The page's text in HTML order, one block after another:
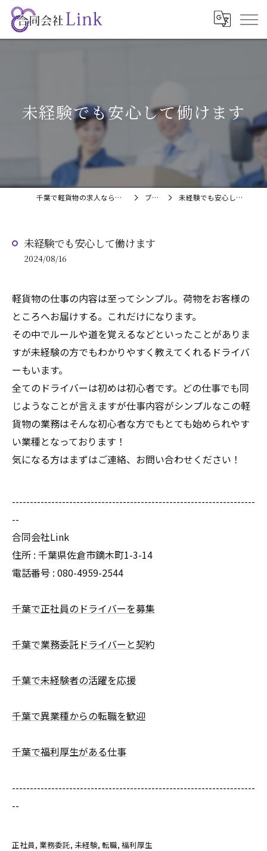
未経験でも安心して働けます
千葉で軽貨物の求人なら合同会社Link ブログ 未経験でも安心して働けます
未経験でも安心して働けます
2024/08/16
軽貨物の仕事の内容は至ってシンプル。荷物をお客様の
ところへお届けする。これだけになります。
その中でルールや道を覚えるなどといったことがありま
すが未経験の方でもわかりやすく教えてくれるドライバ
ーもいます。
全てのドライバーは初めは初心者です。どの仕事でも同
じようなことが言えますが仕事内容がシンプルなこの軽
貨物の業務はそんな初心者な方でもとても始められやす
い業種となっております！
気になる方はまずはご連絡、お問い合わせください！
--------------------------------------------------------------------
--
合同会社Link
住所 : 千葉県佐倉市鏑木町1-3-14
電話番号 : 080-4959-2544
千葉で正社員のドライバーを募集
千葉で業務委託ドライバーと契約
千葉で未経験者の活躍を応援
千葉で異業種からの転職を歓迎
千葉で福利厚生がある仕事
--------------------------------------------------------------------
--
正社員 業務委託 未経験 転職 福利厚生